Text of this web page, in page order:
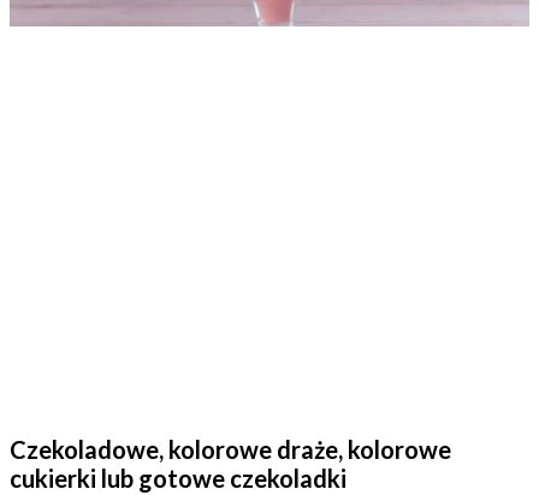
Czekoladowe, kolorowe draże, kolorowe
cukierki lub gotowe czekoladki